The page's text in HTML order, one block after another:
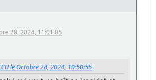
28, 2024, 11:01:05
le Octobre 28, 2024, 10:50:55